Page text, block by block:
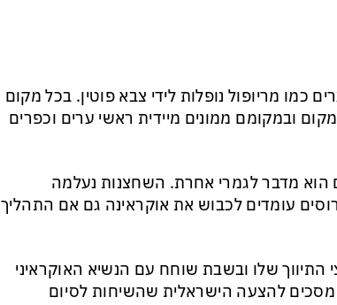
כמו מריופול נופלות לידי צבא פוטין. בכל מקום
ובמקומם ממונים מיידית ראשי ערים וכפרים
הוא מדבר לגמרי אחרת. השחצנות נעלמה
עומדים לכבוש את אוקראינה גם אם התהליך
שלו ובשבת שוחח עם הנשיא האוקראיני
להצעה הישראלית שהשיחות לסיום